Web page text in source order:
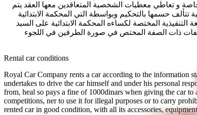
البيانات الخاصة و تعاطي معطيات الشخصية المتعاقدين معها العقد يتم
محكمين هيئة تحكيمية تتألف حسمها بالتحكيم وبواسطة التي المحكمة الابتدائية
المختصة لكساءه المحكمة الابتدائية على السيد
ذات الصفة المختص في صورة الطرفين في اللجوء
Rental car conditions
Royal Car Company rents a car according to the information
undertakes to drive the car himself and under his personal
from, heal so pays a fine of 1000dinars when giving the car to
competitions, ner to use it for illegal purposes or to carry
rented car in good condition, with all its accessories,